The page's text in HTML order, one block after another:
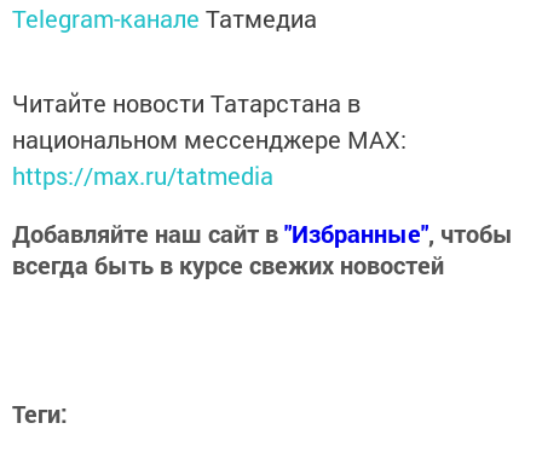
Telegram-канале Татмедиа
Читайте новости Татарстана в
национальном мессенджере MАХ:
https://max.ru/tatmedia
Добавляйте наш сайт в"Избранные", чтобы
всегда быть в курсе свежих новостей
Теги: